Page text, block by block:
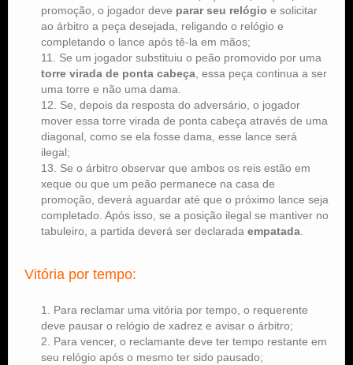
promoção, o jogador deve parar seu relógio e solicitar
ao árbitro a peça desejada, religando o relógio e
completando o lance após tê-la em mãos;
Se um jogador substituiu o peão promovido por uma
torre virada de ponta cabeça , essa peça continua a ser
uma torre e não uma dama.
Se, depois da resposta do adversário, o jogador
mover essa torre virada de ponta cabeça através de uma
diagonal, como se ela fosse dama, esse lance será
ilegal;
Se o árbitro observar que ambos os reis estão em
xeque ou que um peão permanece na casa de
promoção, deverá aguardar até que o próximo lance seja
completado. Após isso, se a posição ilegal se mantiver no
tabuleiro, a partida deverá ser declarada empatada
Vitória por tempo:
Para reclamar uma vitória por tempo, o requerente
deve pausar o relógio de xadrez e avisar o árbitro;
Para vencer, o reclamante deve ter tempo restante em
seu relógio após o mesmo ter sido pausado;